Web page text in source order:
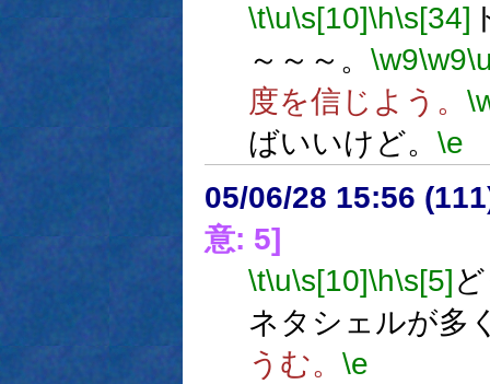
\t\u\s[10]\h\s[34]
～～～。 \w9\w9
度を信じよう。
ばいいけど。 \e
05/06/28 15:56
意: 5]
\t\u\s[10]\h\s[5]
ネタシェルが多
うむ。 \e